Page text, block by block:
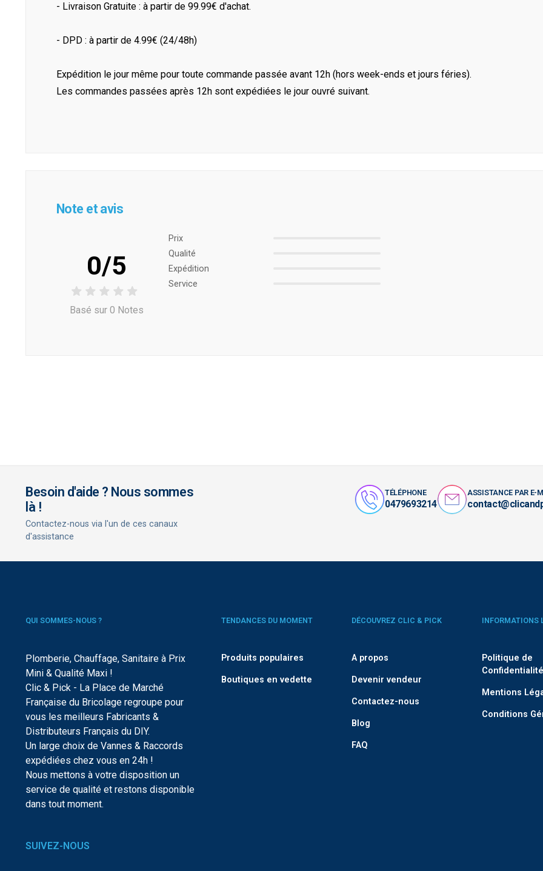
- Livraison Gratuite : à partir de 99.99€ d'achat.
- DPD : à partir de 4.99€ (24/48h)
Expédition le jour même pour toute commande passée avant 12h (hors week-ends et jours féries).
Les commandes passées après 12h sont expédiées le jour ouvré suivant.
Note et avis
0/5
Basé sur 0 Notes
Prix ​​
Qualité
Expédition
Service
Besoin d'aide ? Nous sommes
là !
Contactez-nous via l'un de ces canaux
d'assistance
TÉLÉPHONE
0479693214
ASSISTANCE PAR E-
QUI SOMMES-NOUS ?
Plomberie, Chauffage, Sanitaire à Prix
Mini & Qualité Maxi !
Clic & Pick - La Place de Marché
Française du Bricolage regroupe pour
vous les meilleurs Fabricants &
Distributeurs Français du DIY.
Un large choix de Vannes & Raccords
expédiées chez vous en 24h !
Nous mettons à votre disposition un
service de qualité et restons disponible
dans tout moment.
TENDANCES DU MOMENT
Produits populaires
Boutiques en vedette
DÉCOUVREZ CLIC & PICK
A propos
Devenir vendeur
Contactez-nous
Blog
FAQ
INFORMATIONS
Politique de
Confidentialité
Mentions
Conditions
SUIVEZ-NOUS